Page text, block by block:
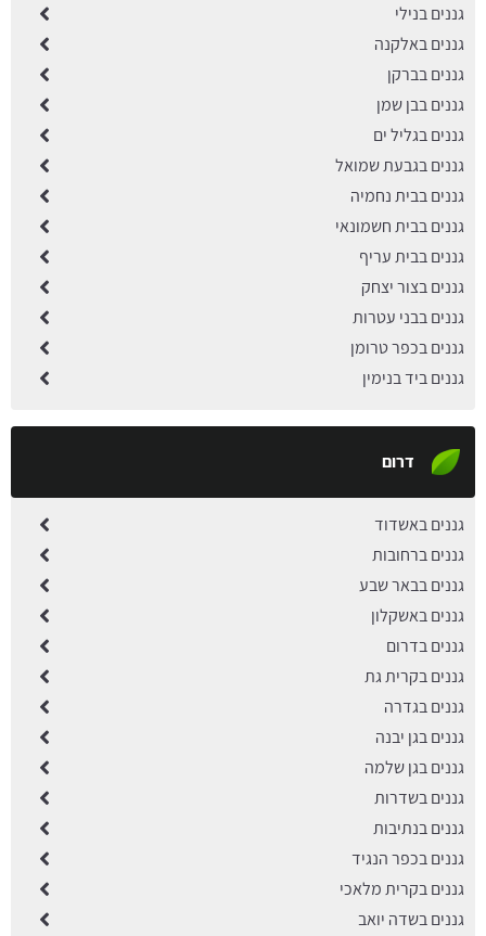
גננים בנילי
גננים באלקנה
גננים בברקן
גננים בבן שמן
גננים בגליל ים
גננים בגבעת שמואל
גננים בבית נחמיה
גננים בבית חשמונאי
גננים בבית עריף
גננים בצור יצחק
גננים בבני עטרות
גננים בכפר טרומן
גננים ביד בנימין
דרום
גננים באשדוד
גננים ברחובות
גננים בבאר שבע
גננים באשקלון
גננים בדרום
גננים בקרית גת
גננים בגדרה
גננים בגן יבנה
גננים בגן שלמה
גננים בשדרות
גננים בנתיבות
גננים בכפר הנגיד
גננים בקרית מלאכי
גננים בשדה יואב